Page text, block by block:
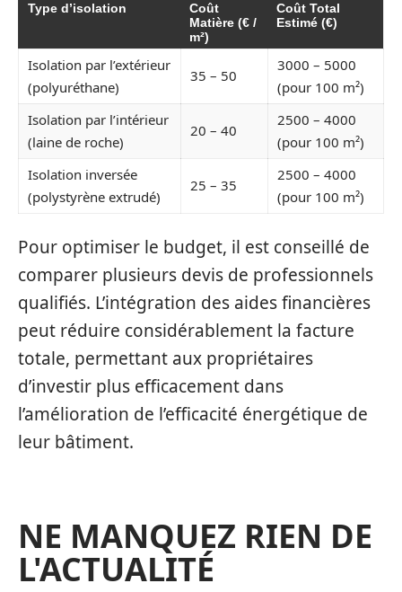
Type d’isolation
Coût
Matière (€ /
m²)
Coût Total
Estimé (€)
Isolation par l’extérieur
(polyuréthane)
35 – 50
3000 – 5000
(pour 100 m²)
Isolation par l’intérieur
(laine de roche)
20 – 40
2500 – 4000
(pour 100 m²)
Isolation inversée
(polystyrène extrudé)
25 – 35
2500 – 4000
(pour 100 m²)
Pour optimiser le budget, il est conseillé de
comparer plusieurs devis de professionnels
qualifiés. L’intégration des aides financières
peut réduire considérablement la facture
totale, permettant aux propriétaires
d’investir plus efficacement dans
l’amélioration de l’efficacité énergétique de
leur bâtiment.
NE MANQUEZ RIEN DE
L'ACTUALITÉ